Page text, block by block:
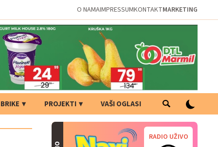
O NAMAIMPRESSUMKONTAKTMARKETING
PROJEKTI VAŠI OGLASI
RADIO UŽIVO